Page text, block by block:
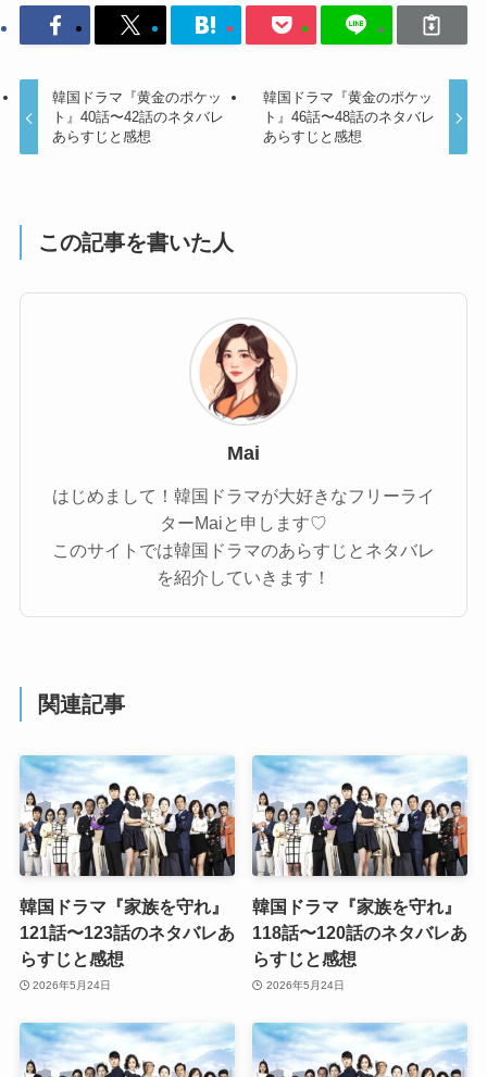
韓国ドラマ『黄金のポケッ
ト』40話〜42話のネタバレ
あらすじと感想
韓国ドラマ『黄金のポケッ
ト』46話〜48話のネタバレ
あらすじと感想
この記事を書いた人
Mai
はじめまして！韓国ドラマが大好きなフリーライ
ターMaiと申します♡
このサイトでは韓国ドラマのあらすじとネタバレ
を紹介していきます！
関連記事
韓国ドラマ『家族を守れ』
121話〜123話のネタバレあ
らすじと感想
2026年5月24日
韓国ドラマ『家族を守れ』
118話〜120話のネタバレあ
らすじと感想
2026年5月24日